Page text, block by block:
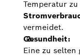
Temperatur
vermeidet.
Gesundheit:
Eine zu selten